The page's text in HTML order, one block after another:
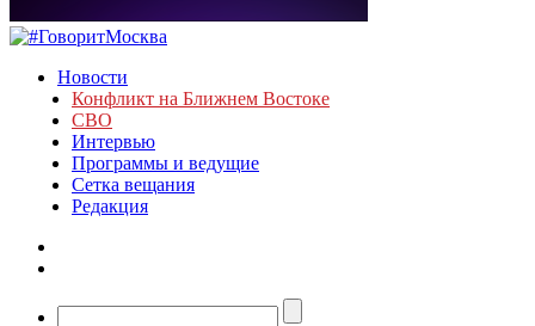
Новости
Конфликт на Ближнем Востоке
СВО
Интервью
Программы и ведущие
Сетка вещания
Редакция